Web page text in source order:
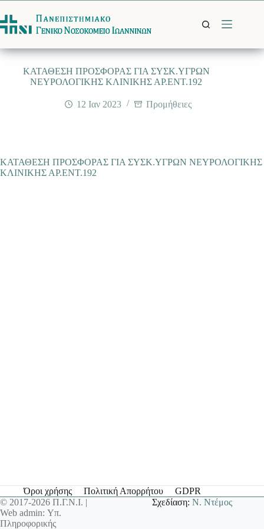
στο
περιεχόμενο
ΚΑΤΑΘΕΣΗ ΠΡΟΣΦΟΡΑΣ ΓΙΑ ΣΥΣΚ.ΥΓΡΩΝ
ΝΕΥΡΟΛΟΓΙΚΗΣ ΚΛΙΝΙΚΗΣ ΑΡ.ΕΝΤ.192
12 Ιαν 2023 Προμήθειες
ΚΑΤΑΘΕΣΗ ΠΡΟΣΦΟΡΑΣ ΓΙΑ ΣΥΣΚ.ΥΓΡΩΝ ΝΕΥΡΟΛΟΓΙΚΗΣ
ΚΛΙΝΙΚΗΣ ΑΡ.ΕΝΤ.192
Όροι χρήσης Πολιτική Απορρήτου
GDPR
© 2017-2026 Π.Γ.Ν.Ι. |
Web admin: Υπ.
Πληροφορικής
Σχεδίαση:Ν. Ντέμος